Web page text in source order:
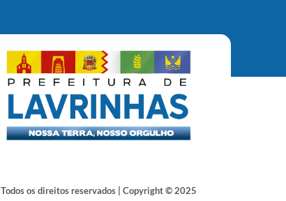
Todos os direitos reservados | Copyright © 2025